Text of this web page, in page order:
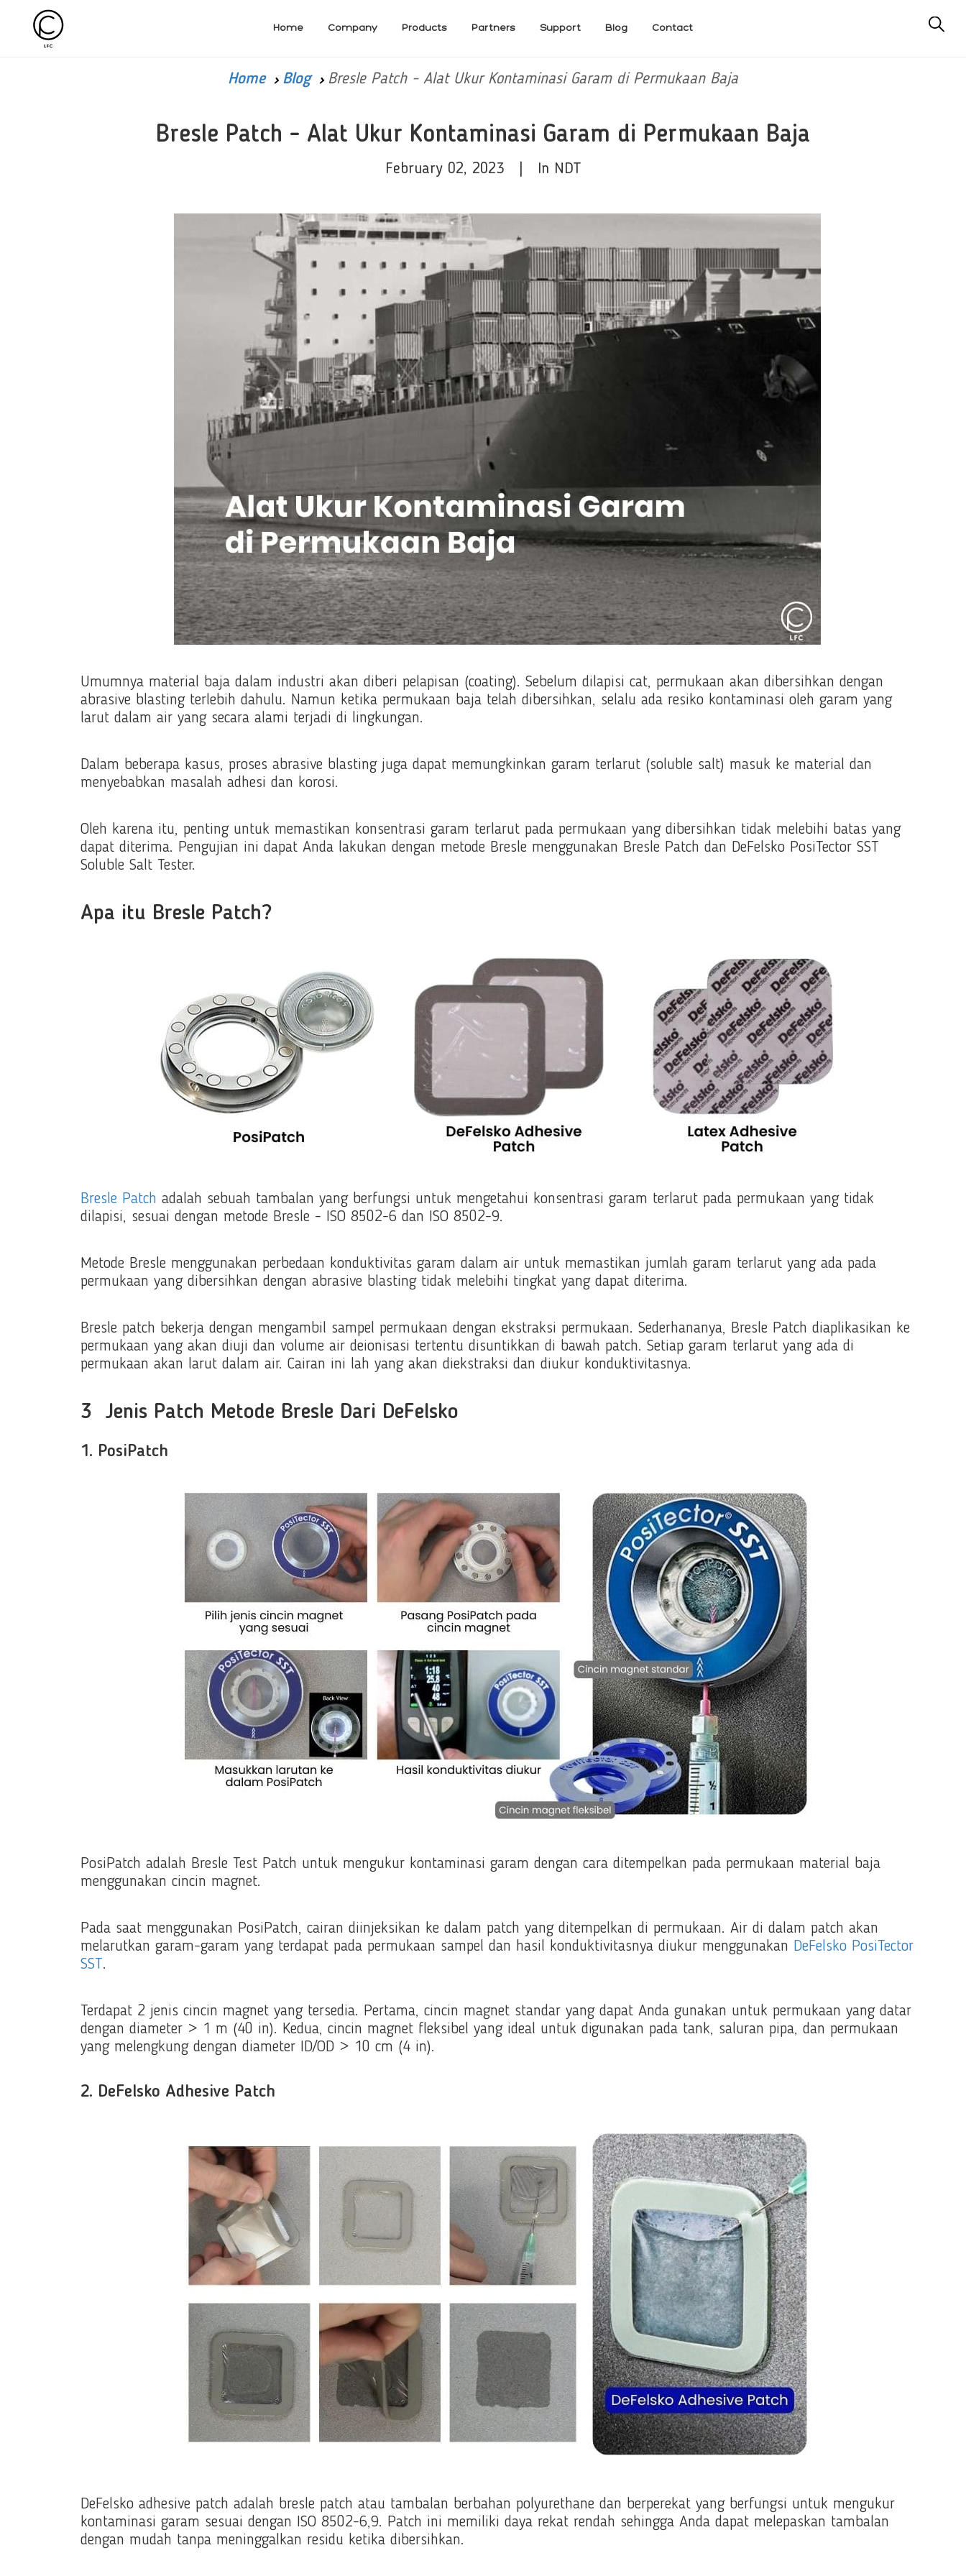
Home Company Products Partners Support Blog Contact
Home Blog Bresle Patch - Alat Ukur Kontaminasi Garam di Permukaan Baja
Bresle Patch - Alat Ukur Kontaminasi Garam di Permukaan Baja
February 02, 2023 | In NDT
Umumnya material baja dalam industri akan diberi pelapisan (coating). Sebelum dilapisi cat, permukaan akan dibersihkan dengan
abrasive blasting terlebih dahulu. Namun ketika permukaan baja telah dibersihkan, selalu ada resiko kontaminasi oleh garam yang
larut dalam air yang secara alami terjadi di lingkungan.
Dalam beberapa kasus, proses abrasive blasting juga dapat memungkinkan garam terlarut (soluble salt) masuk ke material dan
menyebabkan masalah adhesi dan korosi.
Oleh karena itu, penting untuk memastikan konsentrasi garam terlarut pada permukaan yang dibersihkan tidak melebihi batas yang
dapat diterima. Pengujian ini dapat Anda lakukan dengan metode Bresle menggunakan Bresle Patch dan DeFelsko PosiTector SST
Soluble Salt Tester.
Apa itu Bresle Patch?
Bresle Patch adalah sebuah tambalan yang berfungsi untuk mengetahui konsentrasi garam terlarut pada permukaan yang tidak
dilapisi, sesuai dengan metode Bresle - ISO 8502-6 dan ISO 8502-9.
Metode Bresle menggunakan perbedaan konduktivitas garam dalam air untuk memastikan jumlah garam terlarut yang ada pada
permukaan yang dibersihkan dengan abrasive blasting tidak melebihi tingkat yang dapat diterima.
Bresle patch bekerja dengan mengambil sampel permukaan dengan ekstraksi permukaan. Sederhananya, Bresle Patch diaplikasikan ke
permukaan yang akan diuji dan volume air deionisasi tertentu disuntikkan di bawah patch. Setiap garam terlarut yang ada di
permukaan akan larut dalam air. Cairan ini lah yang akan diekstraksi dan diukur konduktivitasnya.
3 Jenis Patch Metode Bresle Dari DeFelsko
1. PosiPatch
PosiPatch adalah Bresle Test Patch untuk mengukur kontaminasi garam dengan cara ditempelkan pada permukaan material baja
menggunakan cincin magnet.
Pada saat menggunakan PosiPatch, cairan diinjeksikan ke dalam patch yang ditempelkan di permukaan. Air di dalam patch akan
melarutkan garam-garam yang terdapat pada permukaan sampel dan hasil konduktivitasnya diukur menggunakan DeFelsko PosiTector
SST.
Terdapat 2 jenis cincin magnet yang tersedia. Pertama, cincin magnet standar yang dapat Anda gunakan untuk permukaan yang datar
dengan diameter > 1 m (40 in). Kedua, cincin magnet fleksibel yang ideal untuk digunakan pada tank, saluran pipa, dan permukaan
yang melengkung dengan diameter ID/OD > 10 cm (4 in).
2. DeFelsko Adhesive Patch
DeFelsko adhesive patch adalah bresle patch atau tambalan berbahan polyurethane dan berperekat yang berfungsi untuk mengukur
kontaminasi garam sesuai dengan ISO 8502-6,9. Patch ini memiliki daya rekat rendah sehingga Anda dapat melepaskan tambalan
dengan mudah tanpa meninggalkan residu ketika dibersihkan.